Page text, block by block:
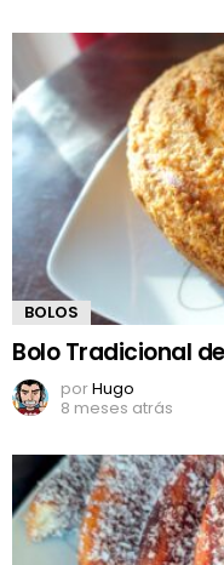
BOLOS
Bolo Tradicional
porHugo
8 meses atrás